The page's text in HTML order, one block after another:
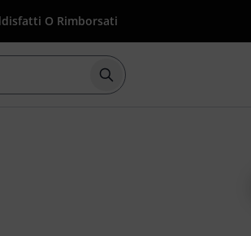
O Rimborsati
Avviare la ricerca con